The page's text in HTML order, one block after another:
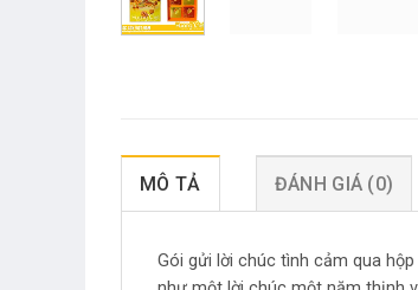
MÔ TẢ ĐÁNH GIÁ (0)
Gói gửi lời chúc tình cảm qua hộp